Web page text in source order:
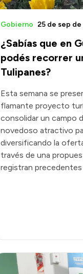
¿Sabías que en
podés recorrer
Tulipanes?
Gobierno 25 de sep
Esta semana se
flamante proyecto
consolidar un campo
novedoso atractivo
diversificando la
través de una
registran precedentes